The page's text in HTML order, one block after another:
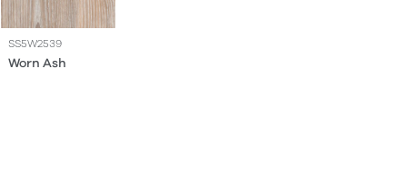
SS5W2539
Worn Ash